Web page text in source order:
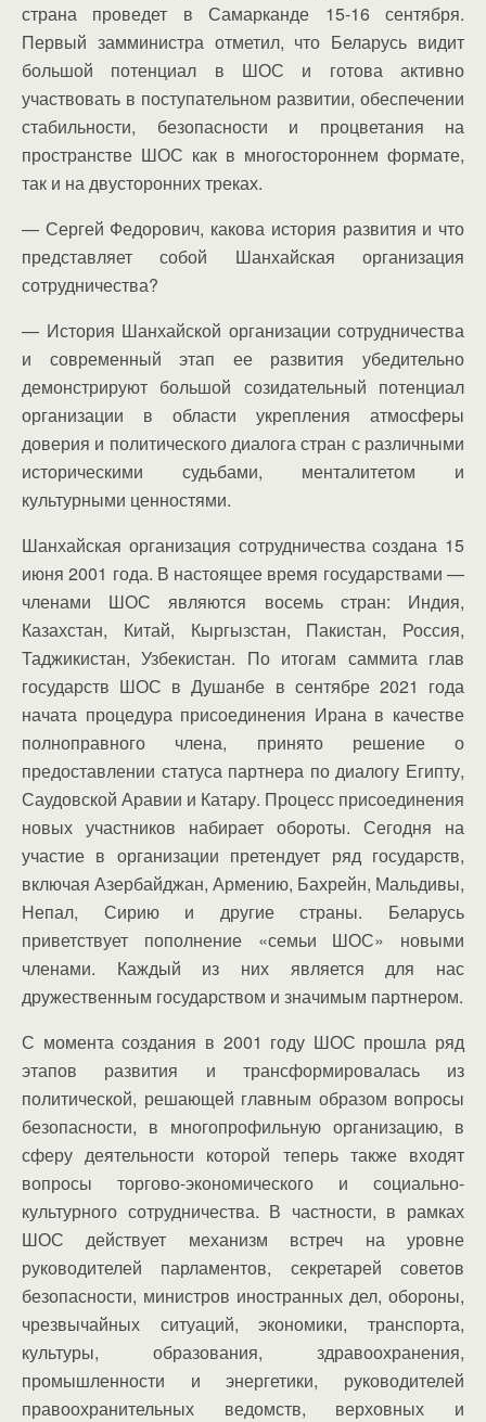
страна проведет в Самарканде 15-16 сентября.
Первый замминистра отметил, что Беларусь видит
большой потенциал в ШОС и готова активно
участвовать в поступательном развитии, обеспечении
стабильности, безопасности и процветания на
пространстве ШОС как в многостороннем формате,
так и на двусторонних треках.
— Сергей Федорович, какова история развития и что
представляет собой Шанхайская организация
сотрудничества?
— История Шанхайской организации сотрудничества
и современный этап ее развития убедительно
демонстрируют большой созидательный потенциал
организации в области укрепления атмосферы
доверия и политического диалога стран с различными
историческими судьбами, менталитетом и
культурными ценностями.
Шанхайская организация сотрудничества создана 15
июня 2001 года. В настоящее время государствами —
членами ШОС являются восемь стран: Индия,
Казахстан, Китай, Кыргызстан, Пакистан, Россия,
Таджикистан, Узбекистан. По итогам саммита глав
государств ШОС в Душанбе в сентябре 2021 года
начата процедура присоединения Ирана в качестве
полноправного члена, принято решение о
предоставлении статуса партнера по диалогу Египту,
Саудовской Аравии и Катару. Процесс присоединения
новых участников набирает обороты. Сегодня на
участие в организации претендует ряд государств,
включая Азербайджан, Армению, Бахрейн, Мальдивы,
Непал, Сирию и другие страны. Беларусь
приветствует пополнение «семьи ШОС» новыми
членами. Каждый из них является для нас
дружественным государством и значимым партнером.
С момента создания в 2001 году ШОС прошла ряд
этапов развития и трансформировалась из
политической, решающей главным образом вопросы
безопасности, в многопрофильную организацию, в
сферу деятельности которой теперь также входят
вопросы торгово-экономического и социально-
культурного сотрудничества. В частности, в рамках
ШОС действует механизм встреч на уровне
руководителей парламентов, секретарей советов
безопасности, министров иностранных дел, обороны,
чрезвычайных ситуаций, экономики, транспорта,
культуры, образования, здравоохранения,
промышленности и энергетики, руководителей
правоохранительных ведомств, верховных и